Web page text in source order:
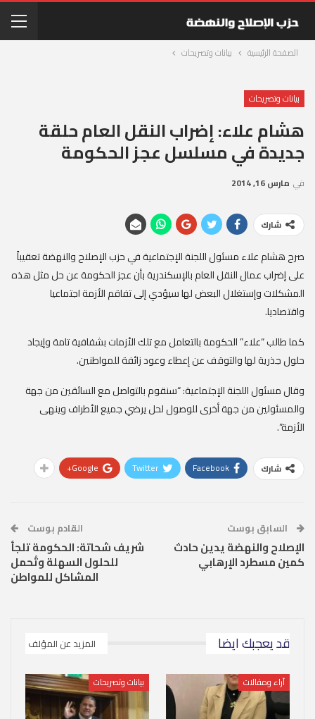
الصفحة الرئيسية بيانات وتصريحات
بيانات وتصريحات
هشام علاء: إضراب النقل العام حلقة
جديدة في مسلسل عجز الحكومة
في مارس 16, 2014
شارك
صرح هشام علاء مسئول اللجنة الإجتماعية في حزب الإصلاح والنهضة تعقيباً
على إضراب عمال النقل العام بالإسكندرية بأن عجز الحكومة عن حل مثل هذه
المشكلات وإستغلال البعض لها سيؤدي إلى تفاقم الأزمة اجتماعيا
واقتصاديا.
كما طالب “علاء” الحكومة بالتعامل مع تلك الأزمات بشفافية تامة وإيجاد
حلول جذرية لها والتوقف عن إعطاء وعود زائفة للمواطنين.
وقال مسئول اللجنة الإجتماعية: “سنقوم بالتواصل مع السائقين من جهة
والمسئولين من جهة أخرى للوصول لحل يرضي جميع الأطراف وينهى
الأزمة”.
شارك Facebook
Twitter
Google+
السابق بوست
الإصلاح والنهضة يدين حادث
كمين مسطرد الإرهابي
القادم بوست
شريف شحاتة: الحكومة تلجأ
للحلول السهلة وتُحمل
المشاكل للمواطن
قد يعجبك ايضا المزيد عن المؤلف
آراء ومقالات بيانات وتصريحات